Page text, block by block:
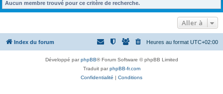
Aucun membre trouvé pour ce critère de recherche.
Aller à
Index du forum Heures au format UTC+02:00
Développé parphpBB® Forum Software © phpBB Limited
Traduit parphpBB-fr.com
Confidentialité | Conditions